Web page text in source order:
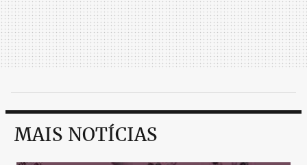
MAIS NOTÍCIAS